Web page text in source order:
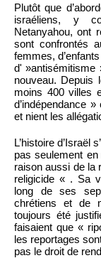
Plutôt que
israéliens, y
Netanyahou, ont
sont confrontés
femmes,
d' »antisémitisme
nouveau. Depuis
moins 400 villes
d’indépendance
et nient les
L’histoire d’Israël
pas seulement
raison aussi de la
religicide « . Sa
long de ses
chrétiens et de
toujours été
faisaient que «
les reportages
pas le droit de